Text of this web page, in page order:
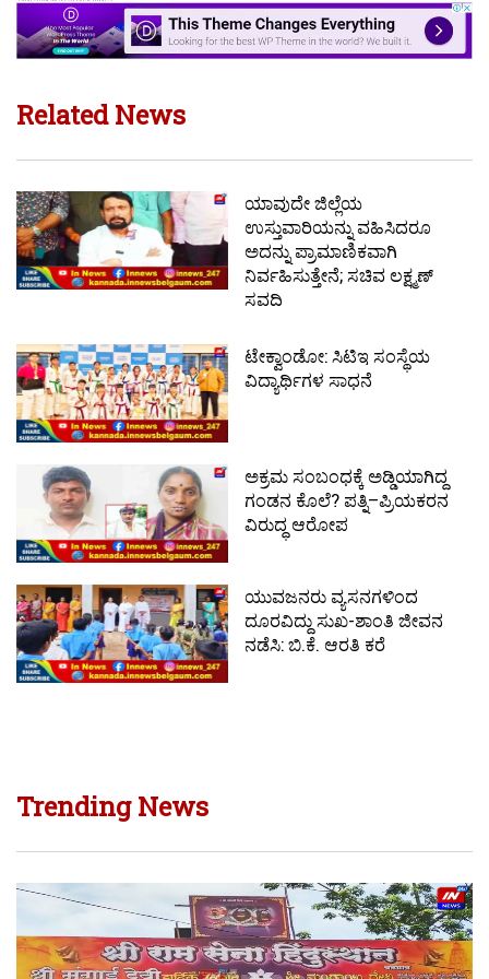
Related News
ಯಾವುದೇ ಜಿಲ್ಲೆಯ
ಉಸ್ತುವಾರಿಯನ್ನು ವಹಿಸಿದರೂ
ಅದನ್ನು ಪ್ರಾಮಾಣಿಕವಾಗಿ
ನಿರ್ವಹಿಸುತ್ತೇನೆ; ಸಚಿವ ಲಕ್ಷ್ಮಣ್
ಸವದಿ
ಟೇಕ್ವಾಂಡೋ: ಸಿಟಿಇ ಸಂಸ್ಥೆಯ
ವಿದ್ಯಾರ್ಥಿಗಳ ಸಾಧನೆ
ಅಕ್ರಮ ಸಂಬಂಧಕ್ಕೆ ಅಡ್ಡಿಯಾಗಿದ್ದ
ಗಂಡನ ಕೊಲೆ? ಪತ್ನಿ–ಪ್ರಿಯಕರನ
ವಿರುದ್ಧ ಆರೋಪ
ಯುವಜನರು ವ್ಯಸನಗಳಿಂದ
ದೂರವಿದ್ದು ಸುಖ-ಶಾಂತಿ ಜೀವನ
ನಡೆಸಿ: ಬಿ.ಕೆ. ಆರತಿ ಕರೆ
Trending News